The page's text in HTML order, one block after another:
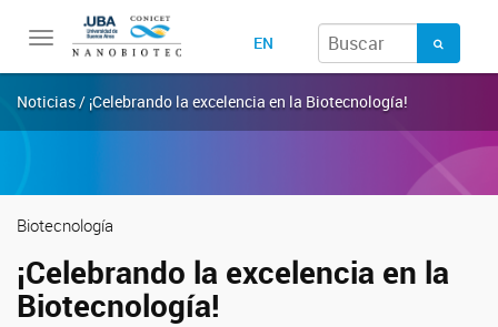
Toggle
navigation
EN
Noticias / ¡Celebrando la excelencia en la Biotecnología!
Biotecnología
¡Celebrando la excelencia en la
Biotecnología!